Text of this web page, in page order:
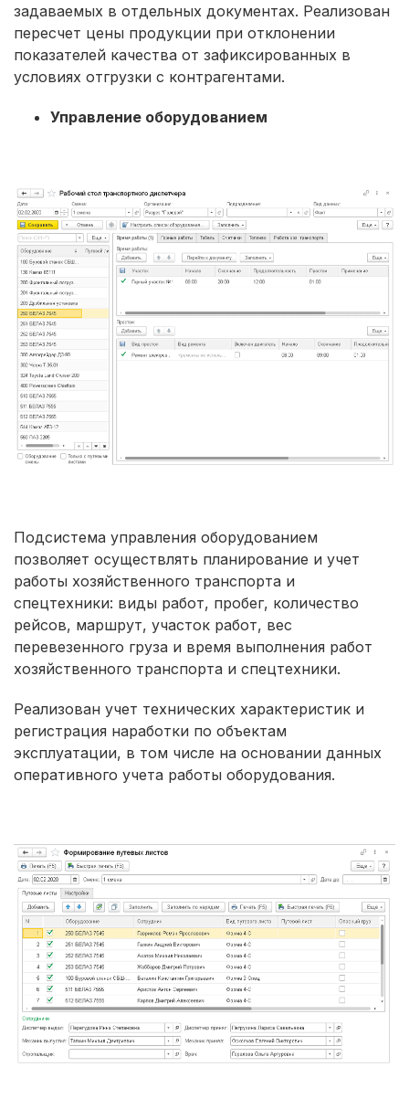
задаваемых в отдельных документах. Реализован
пересчет цены продукции при отклонении
показателей качества от зафиксированных в
условиях отгрузки с контрагентами.
Управление оборудованием
Подсистема управления оборудованием
позволяет осуществлять планирование и учет
работы хозяйственного транспорта и
спецтехники: виды работ, пробег, количество
рейсов, маршрут, участок работ, вес
перевезенного груза и время выполнения работ
хозяйственного транспорта и спецтехники.
Реализован учет технических характеристик и
регистрация наработки по объектам
эксплуатации, в том числе на основании данных
оперативного учета работы оборудования.